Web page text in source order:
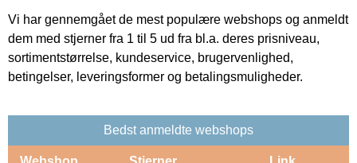
Vi har gennemgået de mest populære webshops og anmeldt
dem med stjerner fra 1 til 5 ud fra bl.a. deres prisniveau,
sortimentstørrelse, kundeservice, brugervenlighed,
betingelser, leveringsformer og betalingsmuligheder.
Bedst anmeldte webshops